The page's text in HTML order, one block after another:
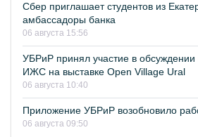
Сбер приглашает студентов из
амбассадоры банка
06 августа 15:56
УБРиР принял участие в обсуждении
ИЖС на выставке Open Village Ural
06 августа 10:40
Приложение УБРиР возобновило
06 августа 09:50